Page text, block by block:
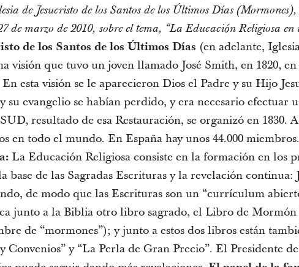
de Jesucristo de los Santos de los Últimos Días
de marzo de 2010, sobre el tema, “La Educación Religiosa
de los Santos de los Últimos Días (en adelante,
visión que tuvo un joven llamado José Smith, en 1820,
esta visión se le aparecieron Dios el Padre y su Hijo
su evangelio se habían perdido, y era necesario efectuar
resultado de esa Restauración, se organizó en 1830.
en todo el mundo. En España hay unos 44.000 miembros.
La Educación Religiosa consiste en la formación en los
base de las Sagradas Escrituras y la revelación continua:
de modo que las Escrituras son un “currículum
junto a la Biblia otro libro sagrado, el Libro de Mormón
de “mormones”); y junto a estos dos libros están
Convenios” y “La Perla de Gran Precio”. El Presidente